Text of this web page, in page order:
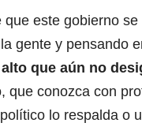
que este gobierno
gente y pensando
que aún no
que conozca con
lo respalda o